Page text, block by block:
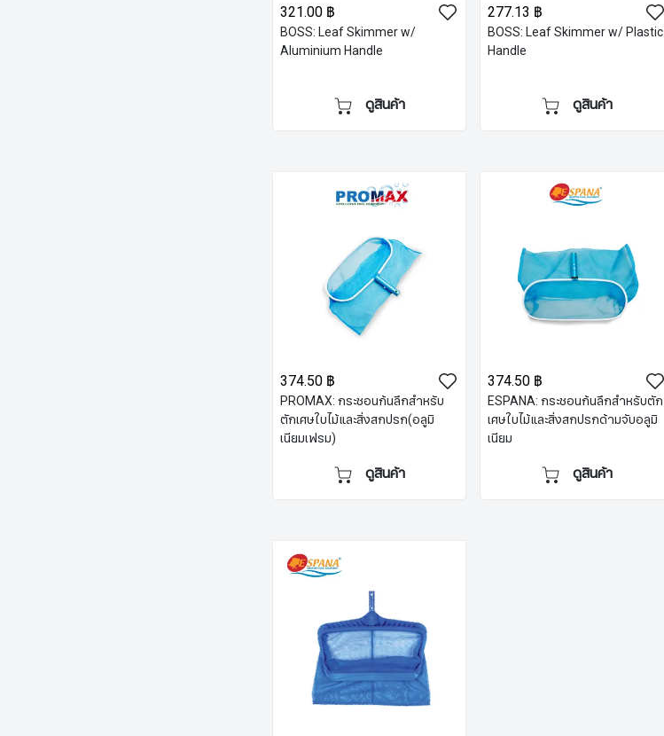
321.00 ฿
BOSS: Leaf Skimmer w/
Aluminium Handle
ดูสินค้า
277.13 ฿
BOSS: Leaf Skimmer w/ Plastic
Handle
ดูสินค้า
374.50 ฿
PROMAX: กระชอนก้นลึกสำหรับ
ตักเศษใบไม้และสิ่งสกปรก(อลูมิ
เนียมเฟรม)
ดูสินค้า
374.50 ฿
ESPANA: กระชอนก้นลึกสำหรับตัก
เศษใบไม้และสิ่งสกปรกด้ามจับอลูมิ
เนียม
ดูสินค้า